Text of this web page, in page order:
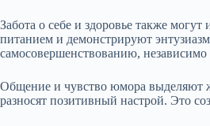
Забота о себе и здоровье также
питанием и демонстрируют
самосовершенствованию, независимо
Общение и чувство юмора выделяют
разносят позитивный настрой. Это